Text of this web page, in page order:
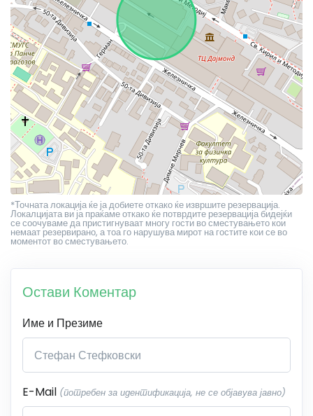
*Точната локација ќе ја добиете откако ќе извршите резервација.
Локалцијата ви ја праќаме откако ќе потврдите резервација бидејќи
се соочуваме да пристигнуваат многу гости во сместувањето кои
немаат резервирано, а тоа го нарушува мирот на гостите кои се во
моментот во сместувањето.
Остави Коментар
Име и Презиме
E-Mail (потребен за идентификација, не се објавува јавно)